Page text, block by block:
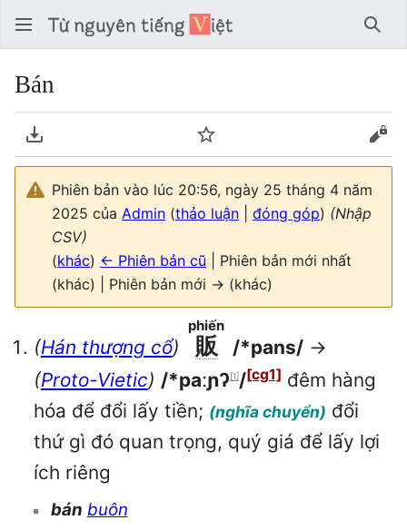
Tìm
Bán
Tải về PDF Theo dõi
Phiên bản vào lúc 20:56, ngày 25 tháng 4 năm
2025 của Admin (thảo luận đóng góp) (Nhập
CSV)
(khác) ← Phiên bản cũ | Phiên bản mới nhất
(khác) | Phiên bản mới → (khác)
(Hán thượng cổ) 販
phiến
/*pans/ →
(Proto-Vietic) /*paːɲʔ [1]/[cg1] đêm hàng
hóa để đổi lấy tiền; (nghĩa chuyển) đổi
thứ gì đó quan trọng, quý giá để lấy lợi
ích riêng
bán buôn